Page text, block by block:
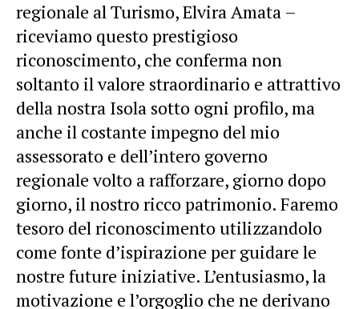
regionale al Turismo, Elvira Amata –
riceviamo questo prestigioso
riconoscimento, che conferma non
soltanto il valore straordinario e attrattivo
della nostra Isola sotto ogni profilo, ma
anche il costante impegno del mio
assessorato e dell’intero governo
regionale volto a rafforzare, giorno dopo
giorno, il nostro ricco patrimonio. Faremo
tesoro del riconoscimento utilizzandolo
come fonte d’ispirazione per guidare le
nostre future iniziative. L’entusiasmo, la
motivazione e l’orgoglio che ne derivano